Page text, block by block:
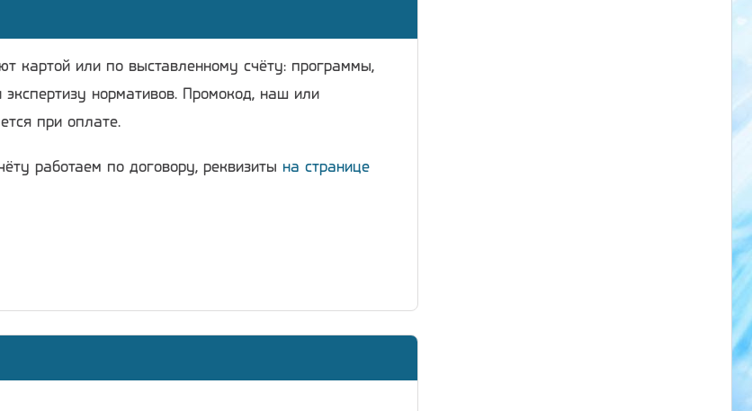
картой или по выставленному счёту: программы,
экспертизу нормативов. Промокод, наш или
при оплате.
работаем по договору, реквизиты на странице